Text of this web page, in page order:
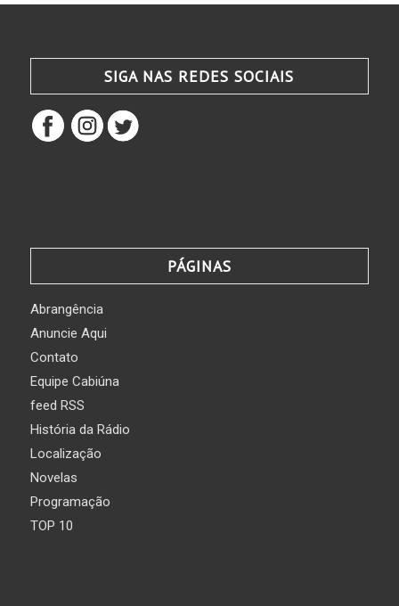
SIGA NAS REDES SOCIAIS
PÁGINAS
Abrangência
Anuncie Aqui
Contato
Equipe Cabiúna
feed RSS
História da Rádio
Localização
Novelas
Programação
TOP 10